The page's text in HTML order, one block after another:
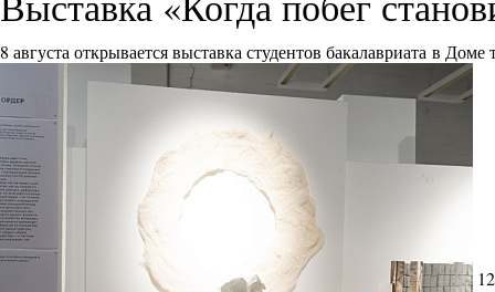
8 августа открывается выставка студентов бакалавриата в